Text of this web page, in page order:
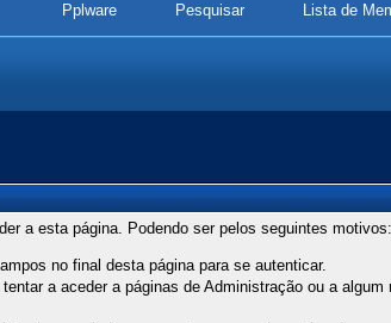
Pplware Pesquisar Lista de
a esta página. Podendo ser pelos seguintes motivos:
no final desta página para se autenticar.
a aceder a páginas de Administração ou a